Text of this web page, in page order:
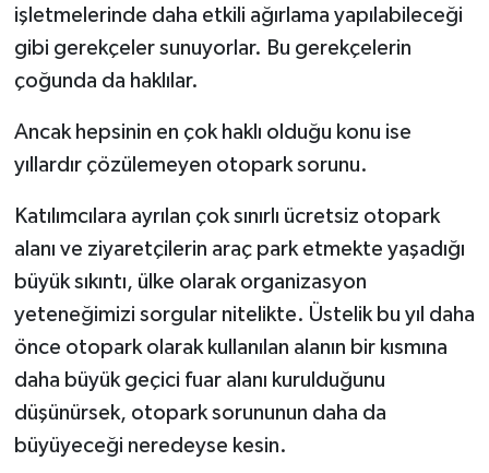
işletmelerinde daha etkili ağırlama yapılabileceği
gibi gerekçeler sunuyorlar. Bu gerekçelerin
çoğunda da haklılar.
Ancak hepsinin en çok haklı olduğu konu ise
yıllardır çözülemeyen otopark sorunu.
Katılımcılara ayrılan çok sınırlı ücretsiz otopark
alanı ve ziyaretçilerin araç park etmekte yaşadığı
büyük sıkıntı, ülke olarak organizasyon
yeteneğimizi sorgular nitelikte. Üstelik bu yıl daha
önce otopark olarak kullanılan alanın bir kısmına
daha büyük geçici fuar alanı kurulduğunu
düşünürsek, otopark sorununun daha da
büyüyeceği neredeyse kesin.